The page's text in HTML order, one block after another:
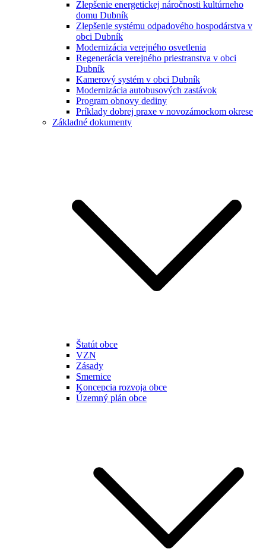
Zlepšenie energetickej náročnosti kultúrneho
domu Dubník
Zlepšenie systému odpadového hospodárstva v
obci Dubník
Modernizácia verejného osvetlenia
Regenerácia verejného priestranstva v obci
Dubník
Kamerový systém v obci Dubník
Modernizácia autobusových zastávok
Program obnovy dediny
Príklady dobrej praxe v novozámockom okrese
Základné dokumenty
Štatút obce
VZN
Zásady
Smernice
Koncepcia rozvoja obce
Územný plán obce